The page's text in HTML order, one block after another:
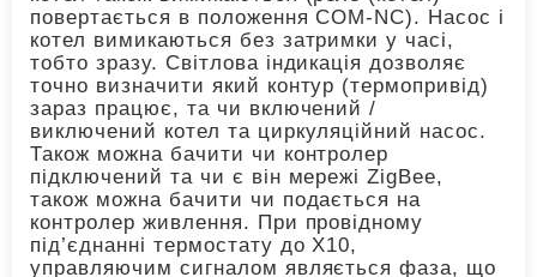
повертається в положення COM-NC). Насос і
котел вимикаються без затримки у часі,
тобто зразу. Світлова індикація дозволяє
точно визначити який контур (термопривід)
зараз працює, та чи включений /
виключений котел та циркуляційний насос.
Також можна бачити чи контролер
підключений та чи є він мережі ZigBee,
також можна бачити чи подається на
контролер живлення. При провідному
під’єднанні термостату до Х10,
управляючим сигналом являється фаза, що